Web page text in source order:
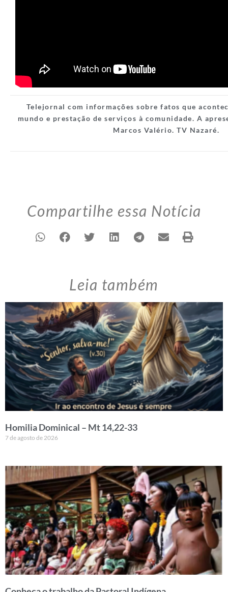
Telejornal com informações sobre fatos que
mundo e prestação de serviços à comunidade. A
Marcos Valério. TV Nazaré.
Compartilhe essa Notícia
Leia também
Homilia Dominical – Mt 14,22-33
7 de agosto de 2026